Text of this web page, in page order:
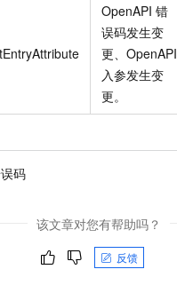
OpenAPI 错
误码发生变
更、OpenAPI
入参发生变
更。
码
该文章对您有帮助吗？
反馈